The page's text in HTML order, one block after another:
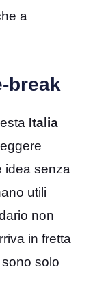
a
break
Italia
idea senza
utili
non
in fretta
solo